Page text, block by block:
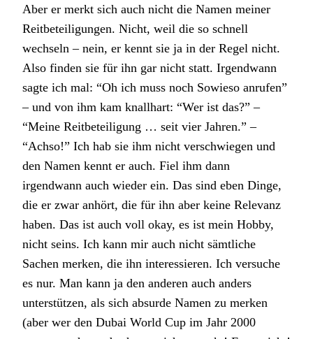
Aber er merkt sich auch nicht die Namen meiner
Reitbeteiligungen. Nicht, weil die so schnell
wechseln – nein, er kennt sie ja in der Regel nicht.
Also finden sie für ihn gar nicht statt. Irgendwann
sagte ich mal: “Oh ich muss noch Sowieso anrufen”
– und von ihm kam knallhart: “Wer ist das?” –
“Meine Reitbeteiligung … seit vier Jahren.” –
“Achso!” Ich hab sie ihm nicht verschwiegen und
den Namen kennt er auch. Fiel ihm dann
irgendwann auch wieder ein. Das sind eben Dinge,
die er zwar anhört, die für ihn aber keine Relevanz
haben. Das ist auch voll okay, es ist mein Hobby,
nicht seins. Ich kann mir auch nicht sämtliche
Sachen merken, die ihn interessieren. Ich versuche
es nur. Man kann ja den anderen auch anders
unterstützen, als sich absurde Namen zu merken
(aber wer den Dubai World Cup im Jahr 2000